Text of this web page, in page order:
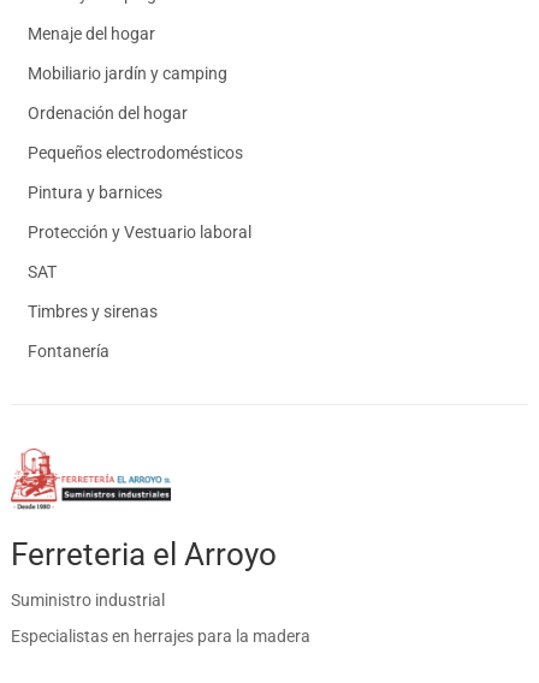
Menaje del hogar
Mobiliario jardín y camping
Ordenación del hogar
Pequeños electrodomésticos
Pintura y barnices
Protección y Vestuario laboral
SAT
Timbres y sirenas
Fontanería
Ferreteria el Arroyo
Suministro industrial
Especialistas en herrajes para la madera